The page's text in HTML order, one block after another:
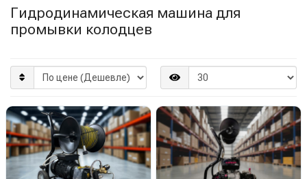
Гидродинамическая машина для
промывки колодцев